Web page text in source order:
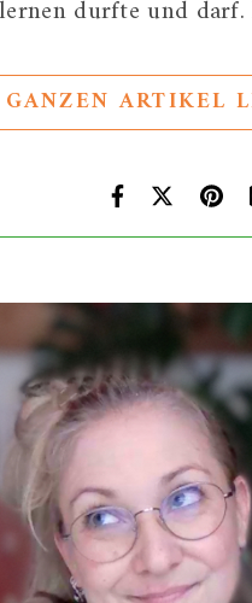
durfte und
GANZEN ARTIKEL